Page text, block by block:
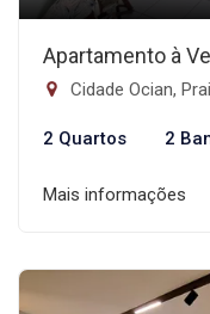
Apartamento à
Cidade Ocian,
2 Quartos 2
Mais informações